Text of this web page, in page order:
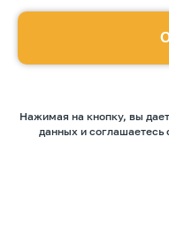
Нажимая на кнопку, вы
данных и соглашаетесь
Красивый
Русский